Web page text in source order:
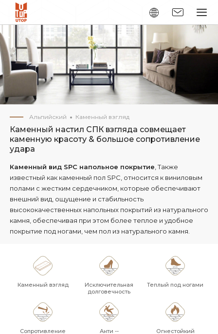
Альпийский Каменный взгляд
Каменный настил СПК взгляда совмещает
каменную красоту & большое сопротивление
удара
Каменный вид SPC напольное покрытие, Также
известный как каменный пол SPC, относится к виниловым
полами с жестким сердечником, которые обеспечивают
внешний вид, ощущение и стабильность
высококачественных напольных покрытий из натурального
камня, обеспечивая при этом более теплое и удобное
покрытие под ногами, чем пол из натурального камня.
Каменный взгляд
Исключительная
долговечность
Теплый под ногами
Сопротивление
Анти --
Огнестойкий